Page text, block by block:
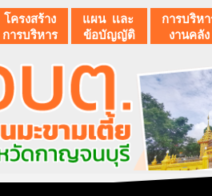
โครงสร้าง
การบริหาร
แผน เเละ
ข้อบัญญัติ
การบริห
งานคลัง